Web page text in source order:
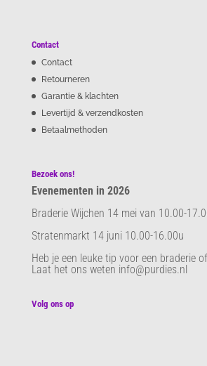
Contact
Contact
Retourneren
Garantie & klachten
Levertijd & verzendkosten
Betaalmethoden
Bezoek ons!
Evenementen in 2026
Braderie Wijchen 14 mei van 10.00-
Stratenmarkt 14 juni 10.00-16.00u
Heb je een leuke tip voor een braderie
Laat het ons weten info@purdies.nl
Volg ons op